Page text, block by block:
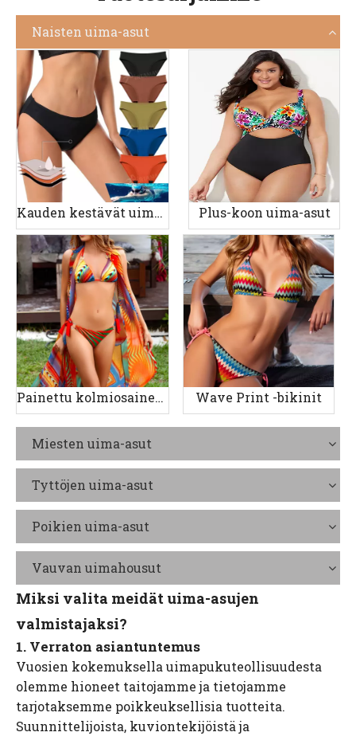
Naisten uima-asut
Kauden kestävät uima-asut Plus-koon uima-asut
Painettu kolmiosainen naisten uimapuku Wave Print -bikinit
Miesten uima-asut
Tyttöjen uima-asut
Poikien uima-asut
Vauvan uimahousut
Miksi valita meidät uima-asujen
valmistajaksi?
1. Verraton asiantuntemus
Vuosien kokemuksella uimapukuteollisuudesta
olemme hioneet taitojamme ja tietojamme
tarjotaksemme poikkeuksellisia tuotteita.
Suunnittelijoista, kuviontekijöistä ja